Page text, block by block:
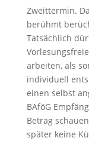
Zweittermin.
berühmt
Tatsächlich
arbeiten, als
individuell
einen selbst
BAföG
Betrag
später keine